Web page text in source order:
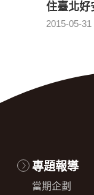
住臺北好
2015-05-31
發布日期：
專題報導
當期企劃